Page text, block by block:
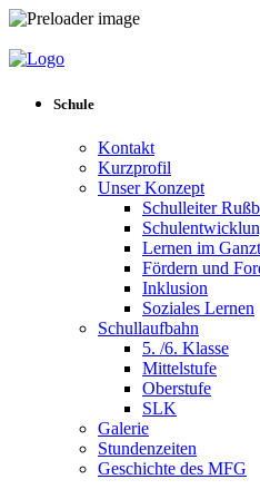
Schule
Kontakt
Kurzprofil
Unser Konzept
Schulleiter
Lernen im
Fördern und
Inklusion
Soziales Lernen
Schullaufbahn
5. /6. Klasse
Mittelstufe
Oberstufe
SLK
Galerie
Stundenzeiten
Geschichte des MFG